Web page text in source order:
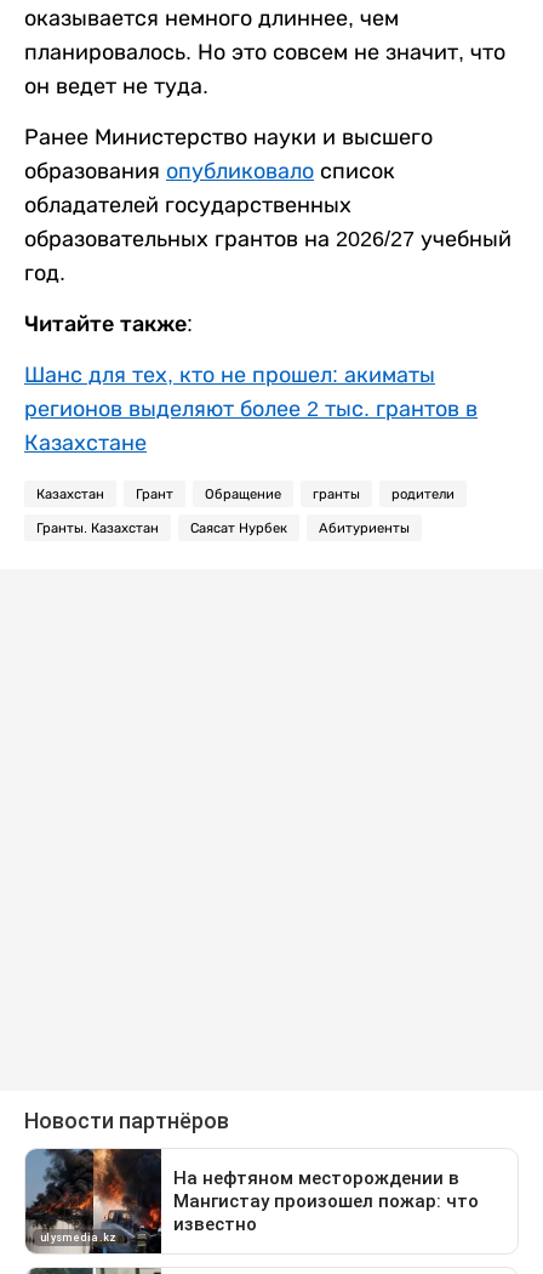
оказывается немного длиннее, чем
планировалось. Но это совсем не значит, что
он ведет не туда.
Ранее Министерство науки и высшего
образования опубликовало список
обладателей государственных
образовательных грантов на 2026/27 учебный
год.
Читайте также:
Шанс для тех, кто не прошел: акиматы
регионов выделяют более 2 тыс. грантов в
Казахстане
Казахстан Грант Обращение гранты родители
Гранты. Казахстан Саясат Нурбек Абитуриенты